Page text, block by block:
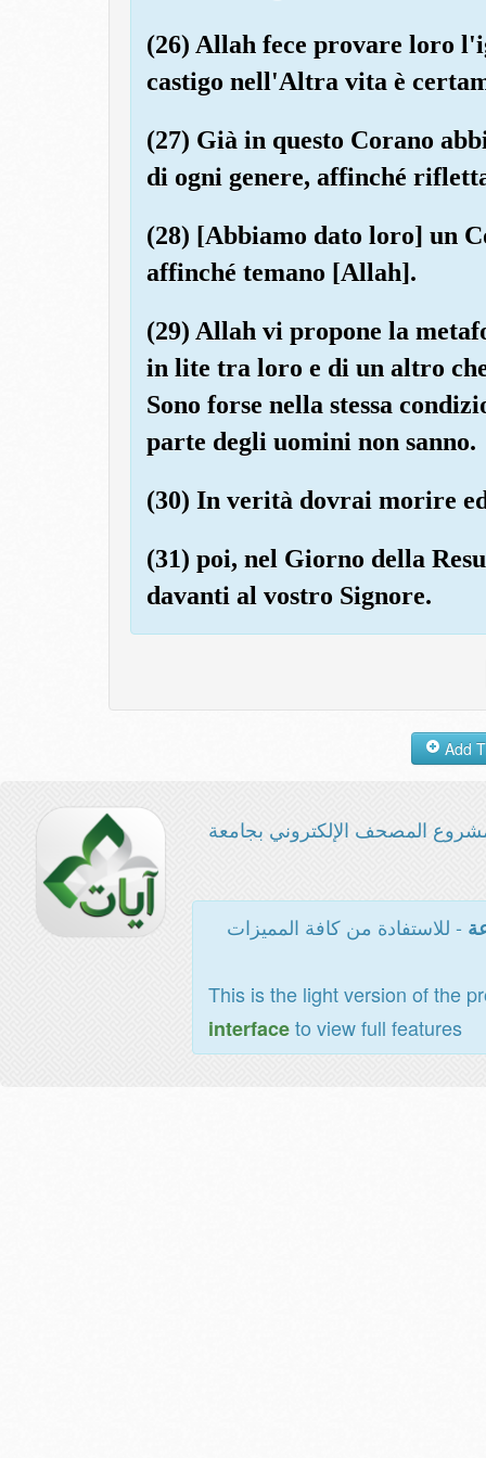
(26) Allah fece provare loro
castigo nell'Altra vita è
(27) Già in questo Corano
di ogni genere, affinché
(28) [Abbiamo dato loro] un
affinché temano [Allah].
(29) Allah vi propone la
in lite tra loro e di un altro
Sono forse nella stessa
parte degli uomini non sanno.
(30) In verità dovrai morire
(31) poi, nel Giorno della
davanti al vostro Signore.
المصحف الإلكتروني بجامعة
- للاستفادة من كافة المميزات
This is the light version of the
interfaceto view full features